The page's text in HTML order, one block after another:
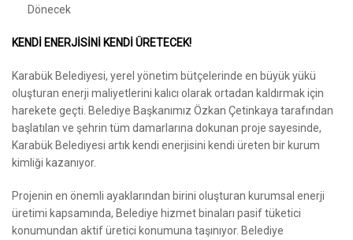
Dönecek
KENDİ ENERJİSİNİ KENDİ ÜRETECEK!
Karabük Belediyesi, yerel yönetim bütçelerinde en büyük yükü
oluşturan enerji maliyetlerini kalıcı olarak ortadan kaldırmak için
harekete geçti. Belediye Başkanımız Özkan Çetinkaya tarafından
başlatılan ve şehrin tüm damarlarına dokunan proje sayesinde,
Karabük Belediyesi artık kendi enerjisini kendi üreten bir kurum
kimliği kazanıyor.
Projenin en önemli ayaklarından birini oluşturan kurumsal enerji
üretimi kapsamında, Belediye hizmet binaları pasif tüketici
konumundan aktif üretici konumuna taşınıyor. Belediye